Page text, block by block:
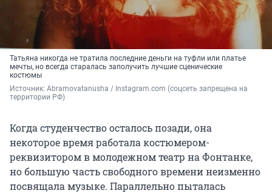
Татьяна никогда не тратила последние деньги на туфли или платье
мечты, но всегда старалась заполучить лучшие сценические
костюмы
Источник: Abramovatanusha / Instagram.com (соцсеть запрещена на
территории РФ)
Когда студенчество осталось позади, она
некоторое время работала костюмером-
реквизитором в молодежном театр на Фонтанке,
но большую часть свободного времени неизменно
посвящала музыке. Параллельно пыталась